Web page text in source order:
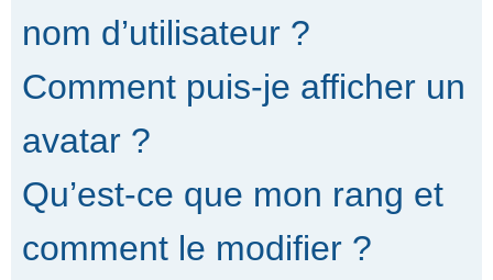
nom d’utilisateur ?
Comment puis-je afficher un
avatar ?
Qu’est-ce que mon rang et
comment le modifier ?